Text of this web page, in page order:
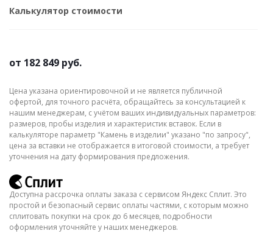
Калькулятор стоимости
от 182 849 руб.
Цена указана ориентировочной и не является публичной
офертой, для точного расчёта, обращайтесь за консультацией к
нашим менеджерам, с учётом ваших индивидуальных параметров:
размеров, пробы изделия и характеристик вставок. Если в
калькуляторе параметр "Камень в изделии" указано "по запросу",
цена за вставки не отображается в итоговой стоимости, а требует
уточнения на дату формирования предложения.
Доступна рассрочка оплаты заказа с сервисом Яндекс Сплит. Это
простой и безопасный сервис оплаты частями, с которым можно
сплитовать покупки на срок до 6 месяцев, подробности
оформления уточняйте у наших менеджеров.